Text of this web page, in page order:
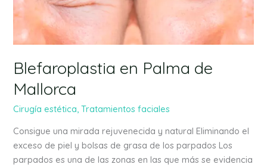
Blefaroplastia en Palma de
Mallorca
Cirugía estética,Tratamientos faciales
Consigue una mirada rejuvenecida y natural Eliminando el
exceso de piel y bolsas de grasa de los parpados Los
parpados es una de las zonas en las que más se evidencia